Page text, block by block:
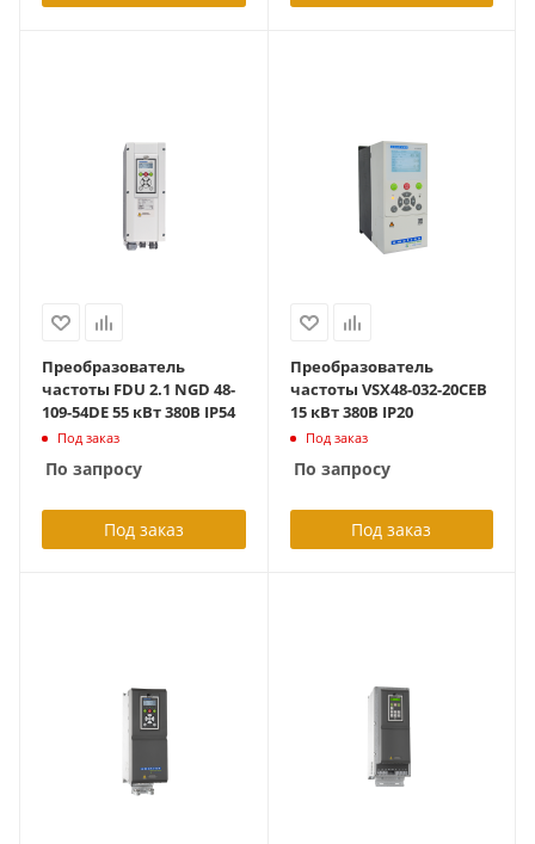
Преобразователь
частоты FDU 2.1 NGD 48-
109-54DE 55 кВт 380В IP54
Под заказ
По запросу
Под заказ
Преобразователь
частоты VSX48-032-20CEB
15 кВт 380В IP20
Под заказ
По запросу
Под заказ